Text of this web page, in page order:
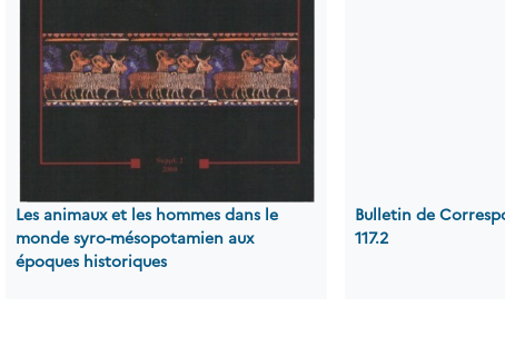
Les animaux et les hommes dans le
monde syro-mésopotamien aux
époques historiques
Bulletin de
117.2